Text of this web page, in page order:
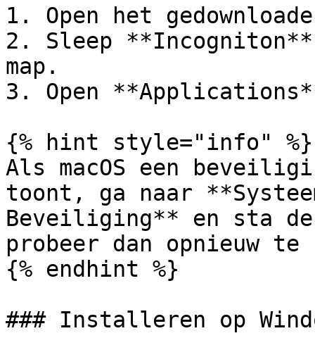
1. Open het
2. Sleep
map.
3. Open
{% hint style="info" %}
Als macOS een
toont, ga naar
Beveiliging** en sta de
probeer dan opnieuw
{% endhint %}
### Installeren op